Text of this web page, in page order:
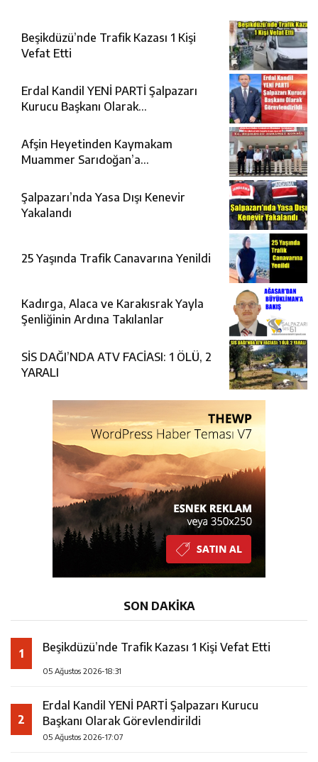
Beşikdüzü’nde Trafik Kazası 1 Kişi
Vefat Etti
Erdal Kandil YENİ PARTİ Şalpazarı
Kurucu Başkanı Olarak
Afşin Heyetinden Kaymakam
Muammer Sarıdoğan’a
Şalpazarı’nda Yasa Dışı Kenevir
Yakalandı
25 Yaşında Trafik Canavarına Yenildi
Kadırga, Alaca ve Karakısrak Yayla
Şenliğinin Ardına Takılanlar
SİS DAĞI’NDA ATV FACİASI: 1 ÖLÜ, 2
YARALI
SON DAKİKA
1 Beşikdüzü’nde Trafik Kazası 1 Kişi Vefat Etti
05 Ağustos 2026-18:31
2
Erdal Kandil YENİ PARTİ Şalpazarı Kurucu
Başkanı Olarak Görevlendirildi
05 Ağustos 2026-17:07